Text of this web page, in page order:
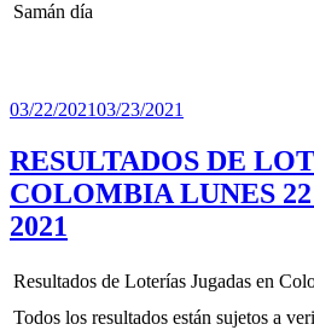
Samán día
Publicado
03/22/202103/23/2021
RESULTADOS DE
COLOMBIA LUNES
2021
Resultados de Loterías Jugadas en
Todos los resultados están sujetos a